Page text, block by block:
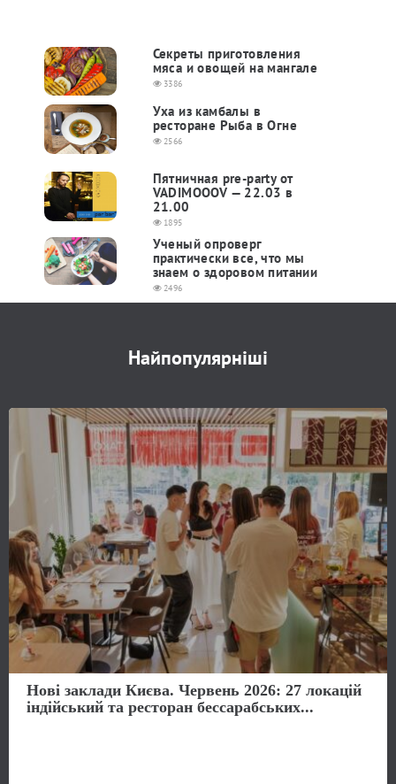
Секреты приготовления
мяса и овощей на мангале
3386
Уха из камбалы в
ресторане Рыба в Огне
2566
Пятничная pre-party от
VADIMOOOV — 22.03 в
21.00
1895
Ученый опроверг
практически все, что мы
знаем о здоровом питании
2496
Найпопулярніші
Нові заклади Києва. Червень 2026: 27 локацій
індійський та ресторан бессарабських...